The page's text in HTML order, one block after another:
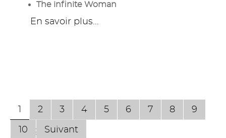
The infinite Woman
En savoir plus...
2 3 4 5 6 7 8 9
10 Suivant
Page 1 sur 143